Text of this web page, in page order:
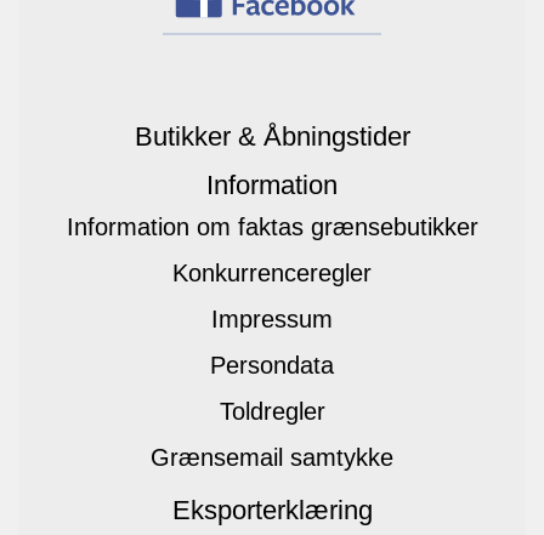
Butikker & Åbningstider
Information
Information om faktas grænsebutikker
Konkurrenceregler
Impressum
Persondata
Toldregler
Grænsemail samtykke
Eksporterklæring